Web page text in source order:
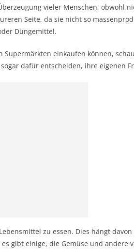
vieler Menschen, obwohl
Seite, da sie nicht so
Düngemittel.
Supermärkten einkaufen können,
dafür entscheiden, ihre eigenen
zu essen. Dies hängt
gibt einige, die Gemüse und andere